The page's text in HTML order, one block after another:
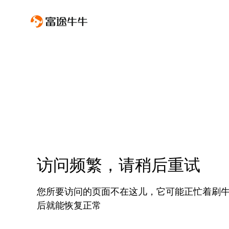
访问频繁，请稍后重试
您所要访问的页面不在这儿，它可能正忙着刷
后就能恢复正常